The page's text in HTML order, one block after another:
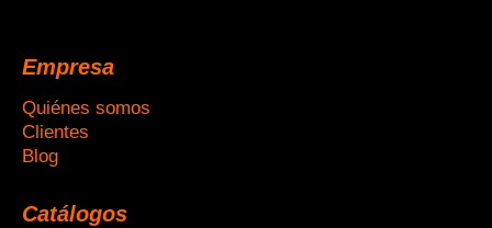
Empresa
Quiénes somos
Clientes
Blog
Catálogos